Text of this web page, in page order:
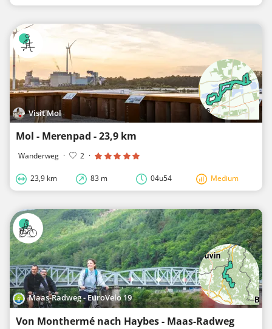
Visit Mol
Mol - Merenpad - 23,9 km
Wanderweg · 2 ·
23,9 km 83 m 04u54 Medium
Maas-Radweg - EuroVelo 19
Von Monthermé nach Haybes - Maas-Radweg